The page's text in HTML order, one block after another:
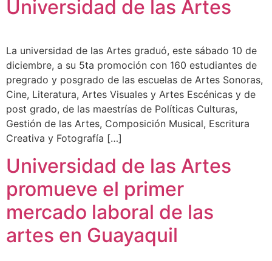
Universidad de las Artes
La universidad de las Artes graduó, este sábado 10 de
diciembre, a su 5ta promoción con 160 estudiantes de
pregrado y posgrado de las escuelas de Artes Sonoras,
Cine, Literatura, Artes Visuales y Artes Escénicas y de
post grado, de las maestrías de Políticas Culturas,
Gestión de las Artes, Composición Musical, Escritura
Creativa y Fotografía […]
Universidad de las Artes
promueve el primer
mercado laboral de las
artes en Guayaquil